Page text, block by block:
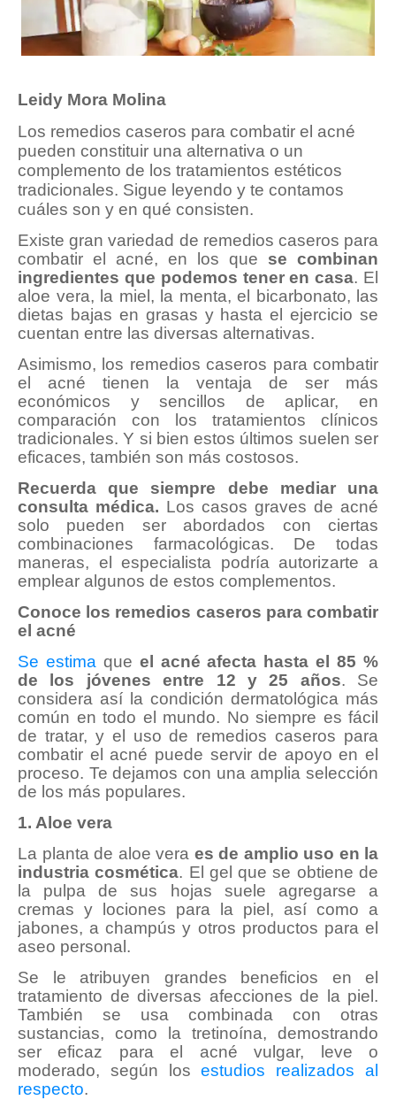
Leidy Mora Molina
Los remedios caseros para combatir el acné
pueden constituir una alternativa o un
complemento de los tratamientos estéticos
tradicionales. Sigue leyendo y te contamos
cuáles son y en qué consisten.
Existe gran variedad de remedios caseros para
combatir el acné, en los que se combinan
ingredientes que podemos tener en casa. El
aloe vera, la miel, la menta, el bicarbonato, las
dietas bajas en grasas y hasta el ejercicio se
cuentan entre las diversas alternativas.
Asimismo, los remedios caseros para combatir
el acné tienen la ventaja de ser más
económicos y sencillos de aplicar, en
comparación con los tratamientos clínicos
tradicionales. Y si bien estos últimos suelen ser
eficaces, también son más costosos.
Recuerda que siempre debe mediar una
consulta médica. Los casos graves de acné
solo pueden ser abordados con ciertas
combinaciones farmacológicas. De todas
maneras, el especialista podría autorizarte a
emplear algunos de estos complementos.
Conoce los remedios caseros para combatir
el acné
Se estimaque el acné afecta hasta el 85 %
de los jóvenes entre 12 y 25 años. Se
considera así la condición dermatológica más
común en todo el mundo. No siempre es fácil
de tratar, y el uso de remedios caseros para
combatir el acné puede servir de apoyo en el
proceso. Te dejamos con una amplia selección
de los más populares.
1. Aloe vera
La planta de aloe vera es de amplio uso en la
industria cosmética. El gel que se obtiene de
la pulpa de sus hojas suele agregarse a
cremas y lociones para la piel, así como a
jabones, a champús y otros productos para el
aseo personal.
Se le atribuyen grandes beneficios en el
tratamiento de diversas afecciones de la piel.
También se usa combinada con otras
sustancias, como la tretinoína, demostrando
ser eficaz para el acné vulgar, leve o
moderado, según losestudios realizados al
respecto.